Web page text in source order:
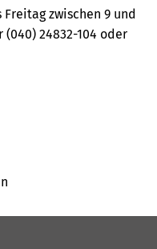
zwischen 9 und
24832-104 oder